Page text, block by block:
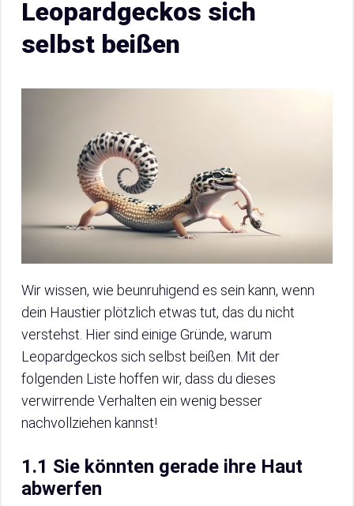
Leopardgeckos sich
selbst beißen
Wir wissen, wie beunruhigend es sein kann, wenn
dein Haustier plötzlich etwas tut, das du nicht
verstehst. Hier sind einige Gründe, warum
Leopardgeckos sich selbst beißen. Mit der
folgenden Liste hoffen wir, dass du dieses
verwirrende Verhalten ein wenig besser
nachvollziehen kannst!
1.1 Sie könnten gerade ihre Haut
abwerfen